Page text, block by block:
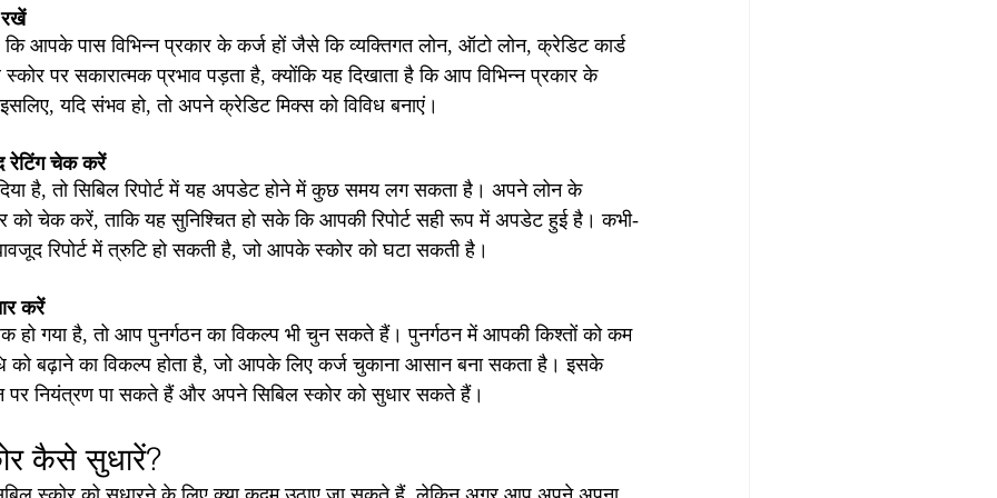
रखें
आपके पास विभिन्न प्रकार के कर्ज हों जैसे कि व्यक्तिगत लोन, ऑटो लोन, क्रेडिट कार्ड
पर सकारात्मक प्रभाव पड़ता है, क्योंकि यह दिखाता है कि आप विभिन्न प्रकार के
यदि संभव हो, तो अपने क्रेडिट मिक्स को विविध बनाएं।
रेटिंग चेक करें
है, तो सिबिल रिपोर्ट में यह अपडेट होने में कुछ समय लग सकता है। अपने लोन के
को चेक करें, ताकि यह सुनिश्चित हो सके कि आपकी रिपोर्ट सही रूप में अपडेट हुई है। कभी-
रिपोर्ट में त्रुटि हो सकती है, जो आपके स्कोर को घटा सकती है।
करें
हो गया है, तो आप पुनर्गठन का विकल्प भी चुन सकते हैं। पुनर्गठन में आपकी किश्तों को कम
बढ़ाने का विकल्प होता है, जो आपके लिए कर्ज चुकाना आसान बना सकता है। इसके
पर नियंत्रण पा सकते हैं और अपने सिबिल स्कोर को सुधार सकते हैं।
कैसे सुधारें?